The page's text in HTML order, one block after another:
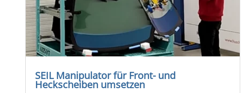
SEIL Manipulator für Front- und
Heckscheiben umsetzen